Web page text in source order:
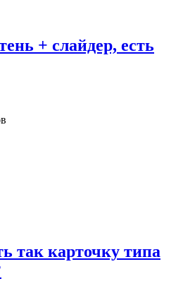
+ слайдер, есть
так карточку типа